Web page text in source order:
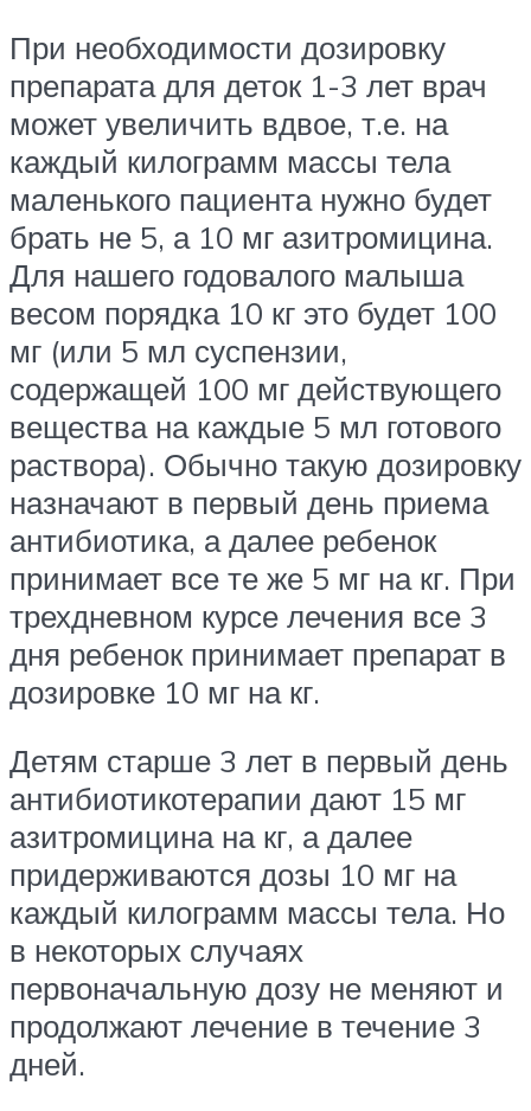
При необходимости дозировку
препарата для деток 1-3 лет врач
может увеличить вдвое, т.е. на
каждый килограмм массы тела
маленького пациента нужно будет
брать не 5, а 10 мг азитромицина.
Для нашего годовалого малыша
весом порядка 10 кг это будет 100
мг (или 5 мл суспензии,
содержащей 100 мг действующего
вещества на каждые 5 мл готового
раствора). Обычно такую дозировку
назначают в первый день приема
антибиотика, а далее ребенок
принимает все те же 5 мг на кг. При
трехдневном курсе лечения все 3
дня ребенок принимает препарат в
дозировке 10 мг на кг.
Детям старше 3 лет в первый день
антибиотикотерапии дают 15 мг
азитромицина на кг, а далее
придерживаются дозы 10 мг на
каждый килограмм массы тела. Но
в некоторых случаях
первоначальную дозу не меняют и
продолжают лечение в течение 3
дней.